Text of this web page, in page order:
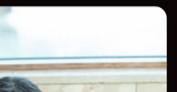
整观看。